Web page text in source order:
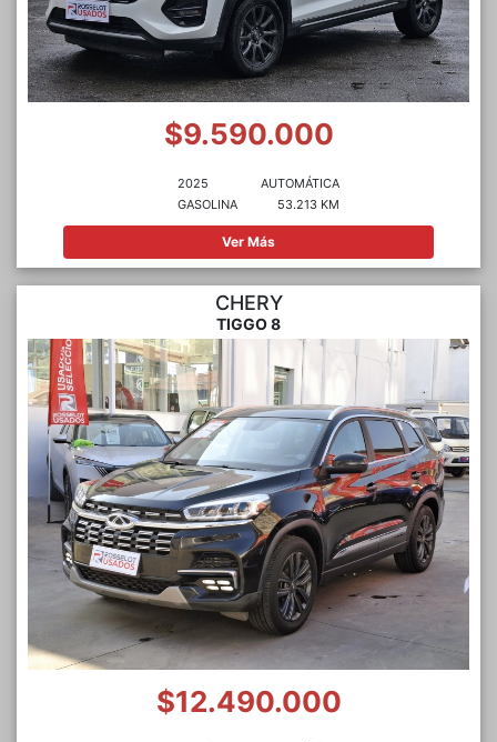
$9.590.000
2025
GASOLINA
AUTOMÁTICA
53.213 KM
Ver Más
CHERY
TIGGO 8
$12.490.000